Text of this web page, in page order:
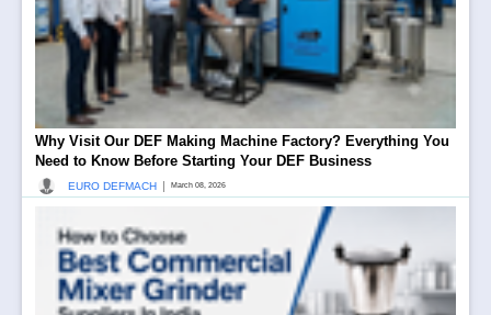
Why Visit Our DEF Making Machine Factory? Everything You
Need to Know Before Starting Your DEF Business
EURO DEFMACH March 08, 2026